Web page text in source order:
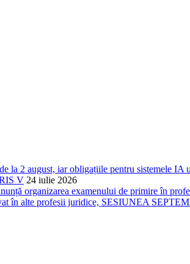
2 august, iar obligațiile pentru sistemele IA
V 24 iulie 2026
organizarea examenului de primire în
în alte profesii juridice, SESIUNEA